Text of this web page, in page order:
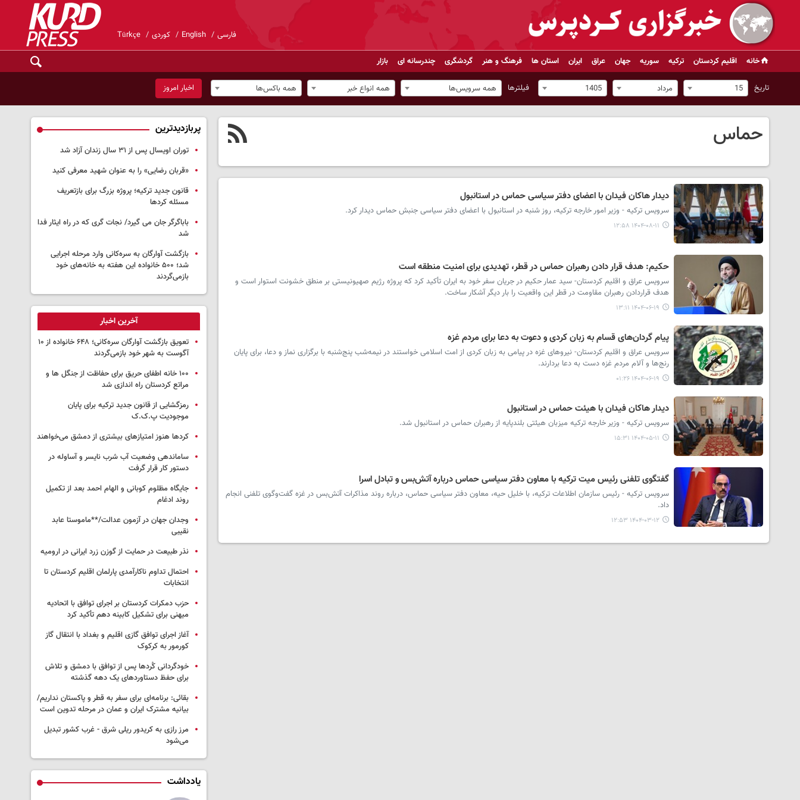
فارسی English کوردی Türkçe
خانه اقلیم کردستان ترکیه سوریه جهان عراق ایران استان ها فرهنگ و هنر گردشگری چندرسانه ای بازار
تاریخ 15 مرداد 1405 فیلترها همه سرویس‌ها همه انواع خبر همه باکس‌ها اخبار امروز
حماس
دیدار هاکان فیدان با اعضای دفتر سیاسی حماس در استانبول
سرویس ترکیه - وزیر امور خارجه ترکیه، روز شنبه در استانبول با اعضای دفتر سیاسی جنبش حماس دیدار کرد.
۱۴۰۴-۰۸-۱۱ ۱۲:۵۸
حکیم: هدف قرار دادن رهبران حماس در قطر، تهدیدی برای امنیت منطقه است
سرویس عراق و اقلیم کردستان- سید عمار حکیم در جریان سفر خود به ایران تأکید کرد که پروژه رژیم صهیونیستی بر منطق خشونت استوار است و
هدف قراردادن رهبران مقاومت در قطر این واقعیت را بار دیگر آشکار ساخت.
۱۴۰۴-۰۶-۱۹ ۱۳:۱۱
پیام گردان‌های قسام به زبان کردی و دعوت به دعا برای مردم غزه
سرویس عراق و اقلیم کردستان- نیروهای غزه در پیامی به زبان کردی از امت اسلامی خواستند در نیمه‌شب پنج‌شنبه با برگزاری نماز و دعا، برای پایان
رنج‌ها و آلام مردم غزه دست به دعا بردارند.
۱۴۰۴-۰۶-۱۹ ۰۱:۲۶
دیدار هاکان فیدان با هیئت حماس در استانبول
سرویس ترکیه - وزیر خارجه ترکیه میزبان هیئتی بلندپایه از رهبران حماس در استانبول شد.
۱۴۰۴-۰۵-۱۱ ۱۵:۳۱
گفتگوی تلفنی رئیس میت ترکیه با معاون دفتر سیاسی حماس درباره آتش‌بس و تبادل اسرا
سرویس ترکیه - رئیس سازمان اطلاعات ترکیه، با خلیل حیه، معاون دفتر سیاسی حماس، درباره روند مذاکرات آتش‌بس در غزه گفت‌وگوی تلفنی انجام
داد.
۱۴۰۴-۰۳-۱۲ ۱۲:۵۳
پربازدیدترین
توران اویسال پس از ۳۱ سال زندان آزاد شد
«قربان رضایی» را به عنوان شهید معرفی کنید
قانون جدید ترکیه؛ پروژه بزرگ‌ برای بازتعریف
مسئله کردها
باباگرگر جان می گیرد/ نجات گری که در راه ایثار فدا
شد
بازگشت آوارگان به سره‌کانی وارد مرحله اجرایی
شد؛ ۵۰۰ خانواده این هفته به خانه‌های خود
بازمی‌گردند
آخرین اخبار
تعویق بازگشت آوارگان سره‌کانی؛ ۶۴۸ خانواده از ۱۰
آگوست به شهر خود بازمی‌گردند
۱۰۰ خانه اطفای حریق برای حفاظت از جنگل ها و
مراتع کردستان راه اندازی شد
رمزگشایی از قانون جدید ترکیه برای پایان
موجودیت پ.ک.ک
کردها هنوز امتیازهای بیشتری از دمشق می‌خواهند
ساماندهی وضعیت آب شرب نایسر و آساوله در
دستور کار قرار گرفت
جایگاه مظلوم کوبانی و الهام احمد بعد از تکمیل
روند ادغام
وجدان جهان در آزمون عدالت/**ماموستا عابد
نقیبی
نذر طبیعت در حمایت از گوزن زرد ایرانی در ارومیه
احتمال تداوم ناکارآمدی پارلمان اقلیم کردستان تا
انتخابات
حزب دمکرات کردستان بر اجرای توافق با اتحادیه
میهنی برای تشکیل کابینه دهم تأکید کرد
آغاز اجرای توافق گازی اقلیم و بغداد با انتقال گاز
کورمور به کرکوک
خودگردانی کُردها پس از توافق با دمشق و تلاش
برای حفظ دستاوردهای یک دهه گذشته
بقائی: برنامه‌ای برای سفر به قطر و پاکستان نداریم/
بیانیه مشترک ایران و عمان در مرحله تدوین است
مرز رازی به کریدور ریلی شرق - غرب کشور تبدیل
می‌شود
یادداشت